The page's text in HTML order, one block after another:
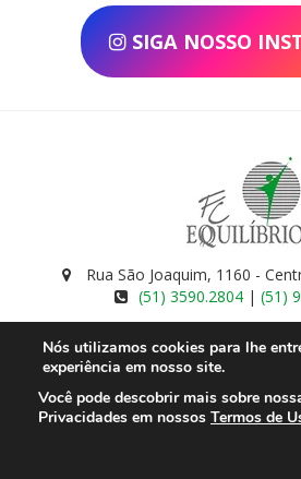
SIGA NOSSO
Rua São Joaquim, 1160 -
(51) 3590.2804 | (51)
INSTAGRAM
Nós utilizamos cookies para lhe
experiência em nosso site.
Você pode descobrir mais sobre
Privacidades em nossos Termos de